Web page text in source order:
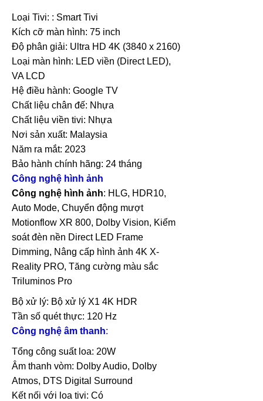
Loại Tivi: : Smart Tivi
Kích cỡ màn hình: 75 inch
Độ phân giải: Ultra HD 4K (3840 x 2160)
Loại màn hình: LED viền (Direct LED),
VA LCD
Hệ điều hành: Google TV
Chất liệu chân đế: Nhựa
Chất liệu viền tivi: Nhựa
Nơi sản xuất: Malaysia
Năm ra mắt: 2023
Bảo hành chính hãng: 24 tháng
Công nghệ hình ảnh
Công nghệ hình ảnh: HLG, HDR10,
Auto Mode, Chuyển động mượt
Motionflow XR 800, Dolby Vision, Kiểm
soát đèn nền Direct LED Frame
Dimming, Nâng cấp hình ảnh 4K X-
Reality PRO, Tăng cường màu sắc
Triluminos Pro
Bộ xử lý: Bộ xử lý X1 4K HDR
Tần số quét thực: 120 Hz
Công nghệ âm thanh:
Tổng công suất loa: 20W
Âm thanh vòm: Dolby Audio, Dolby
Atmos, DTS Digital Surround
Kết nối với loa tivi: Có